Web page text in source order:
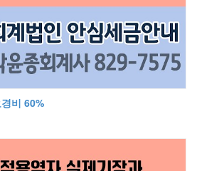
비 60%